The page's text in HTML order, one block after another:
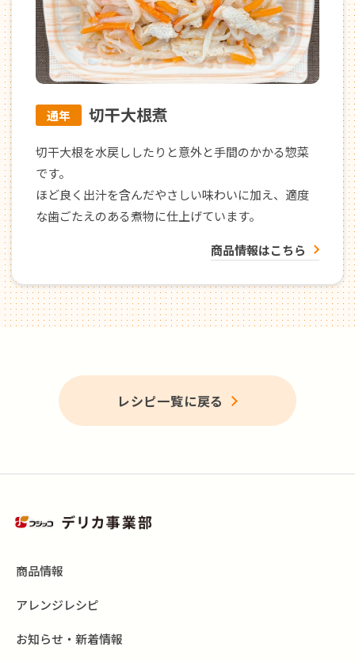
通年 切干大根煮
切干大根を水戻ししたりと意外と手間のかかる惣菜
です。
ほど良く出汁を含んだやさしい味わいに加え、適度
な歯ごたえのある煮物に仕上げています。
商品情報はこちら
レシピ一覧に戻る
商品情報
アレンジレシピ
お知らせ・新着情報